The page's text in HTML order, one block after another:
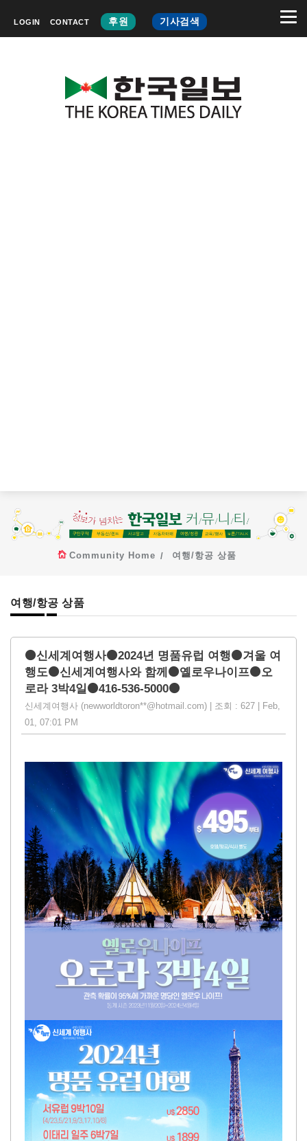
LOGIN CONTACT 후원 기사검색
Community Home 여행/항공 상품
여행/항공 상품
⚫신세계여행사⚫2024년 명품유럽 여행⚫겨울 여
행도⚫신세계여행사와 함께⚫옐로우나이프⚫오
로라 3박4일⚫416-536-5000⚫
신세계여행사 (newworldtoron**@hotmail.com) | 조회 : 627 | Feb,
01, 07:01 PM